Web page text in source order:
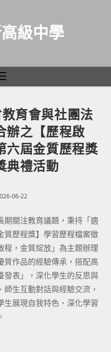
級中學
教育會與社團法
辦之【歷程啟
六屆金質歷程獎
典禮活動
06-22
期關注教育議題，秉持「適
質歷程獎】學習歷程檔案徵
程，金質綻放」為主題辦理
質作品的經驗傳承，搭配高
發表」，深化學生的反思與
生互動對話與經驗交流，
生展現自我特色、深化學習